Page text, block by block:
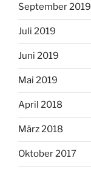
September 2019
Juli 2019
Juni 2019
Mai 2019
April 2018
März 2018
Oktober 2017